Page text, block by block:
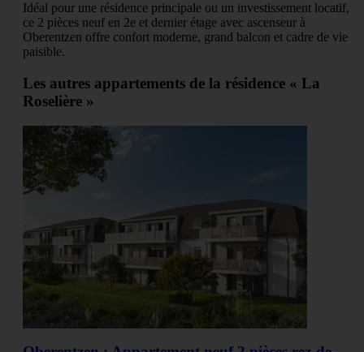
Idéal pour une résidence principale ou un investissement locatif,
ce 2 pièces neuf en 2e et dernier étage avec ascenseur à
Oberentzen offre confort moderne, grand balcon et cadre de vie
paisible.
Les autres appartements de la résidence « La
Roselière »